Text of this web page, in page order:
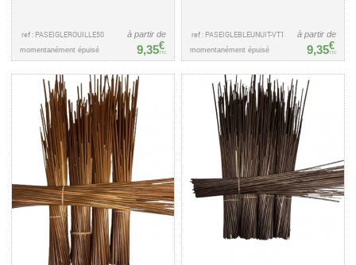
ref : PASEIGLEROUILLE50
9,35€
TTC
à partir de
momentanément épuisé
ref : PASEIGLEBLEUNUIT-VT1
9,35€
TTC
à partir de
momentanément épuisé